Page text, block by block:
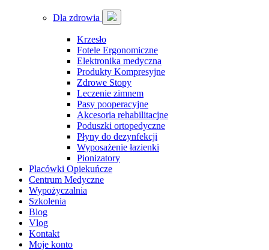
Dla zdrowia
Krzesło
Fotele Ergonomiczne
Elektronika medyczna
Produkty Kompresyjne
Zdrowe Stopy
Leczenie zimnem
Pasy pooperacyjne
Akcesoria rehabilitacjne
Poduszki ortopedyczne
Płyny do dezynfekcji
Wyposażenie łazienki
Pionizatory
Placówki Opiekuńcze
Centrum Medyczne
Wypożyczalnia
Szkolenia
Blog
Vlog
Kontakt
Moje konto